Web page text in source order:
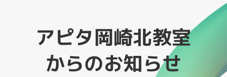
アピタ岡崎北教室
からのお知らせ